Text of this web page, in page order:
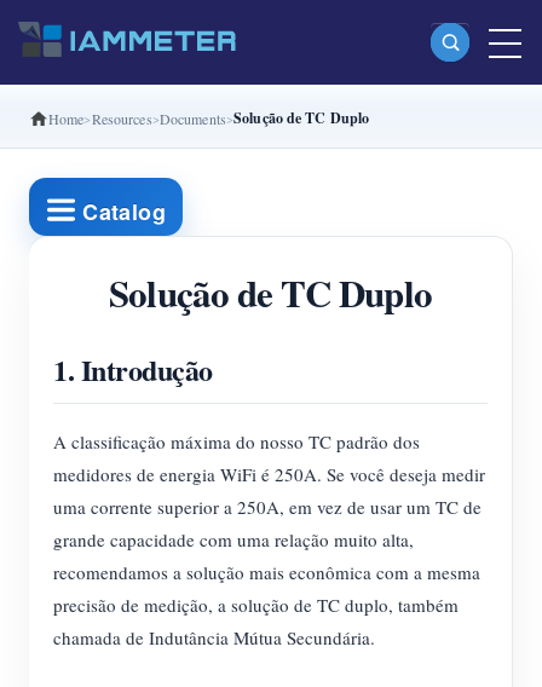
Produtos
Monofásico Medidor de energia Wi-Fi (WEM3080)
Fase dividida Medidor de energia Wi-Fi (WEM2067)
Trifásico Medidor de energia Wi-Fi (WEM3046T)
Trifásico Medidor de energia Wi-Fi (WEM3050T)
IAMMETER Cloud Pro
Serviço de hospedagem própria
Carregador EV
IAMMETER Simulator
Medidor virtual
Home Resources Documents Solução de TC Duplo
Catalog
Solução de TC Duplo
1. Introdução
A classificação máxima do nosso TC padrão dos
medidores de energia WiFi é 250A. Se você deseja medir
uma corrente superior a 250A, em vez de usar um TC de
grande capacidade com uma relação muito alta,
recomendamos a solução mais econômica com a mesma
precisão de medição, a solução de TC duplo, também
chamada de Indutância Mútua Secundária.